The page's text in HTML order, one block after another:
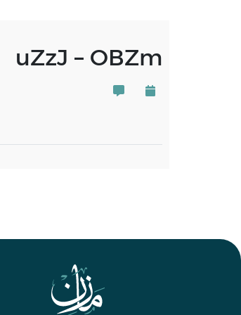
uZzJ – OBZm